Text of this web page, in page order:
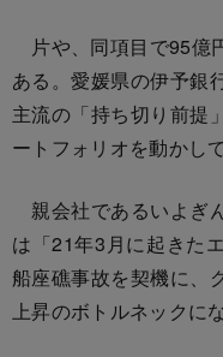
片や、同項目で95億
ある。愛媛県の伊予銀
主流の「持ち切り前提
ートフォリオを動かして
親会社であるいよぎ
は「21年3月に起きた
船座礁事故を契機に、
上昇のボトルネックに